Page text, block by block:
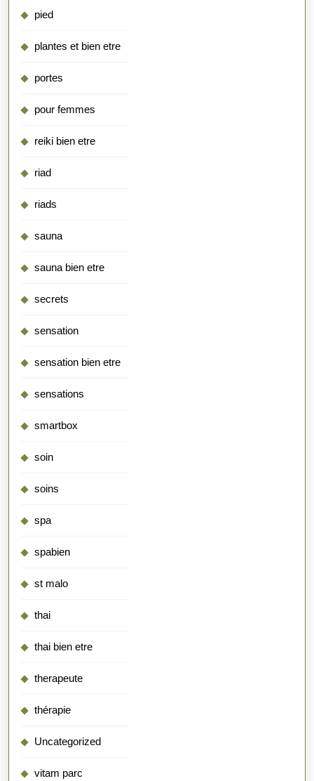
pied
plantes et bien etre
portes
pour femmes
reiki bien etre
riad
riads
sauna
sauna bien etre
secrets
sensation
sensation bien etre
sensations
smartbox
soin
soins
spa
spabien
st malo
thai
thai bien etre
therapeute
thérapie
Uncategorized
vitam parc